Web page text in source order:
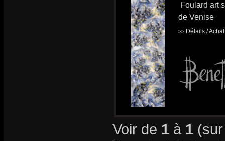
Foulard art
de Venise
>> Détails /
Voir de 1 à 1